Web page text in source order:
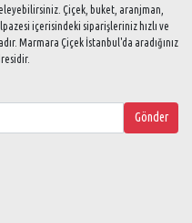
Çiçek, buket, aranjman,
içerisindeki siparişleriniz hızlı ve
Marmara Çiçek İstanbul'da aradığınız
Gönder